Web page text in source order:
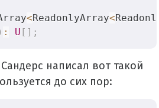
<ReadonlyArray<
: U [ ] ;
написал вот такой
до сих пор: